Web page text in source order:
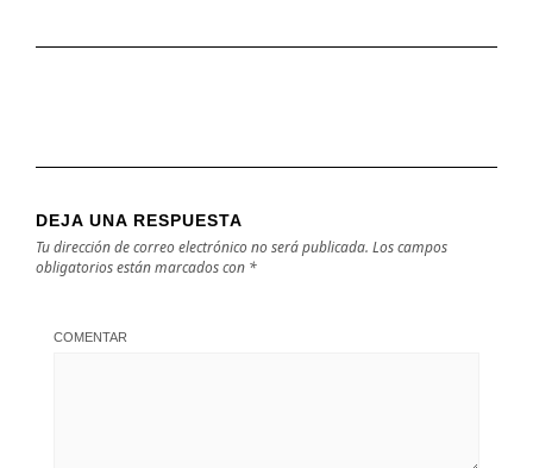
DEJA UNA RESPUESTA
Tu dirección de correo electrónico no será publicada. Los campos
obligatorios están marcados con *
COMENTAR